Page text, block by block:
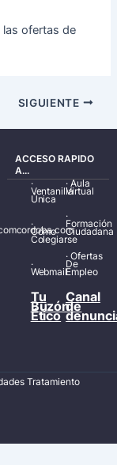
ofertas de
SIGUIENTE
ACCESO RAPIDO
A...
·
Ventanilla
Única
·
Cómo
Colegiarse
·
Webmail
·Aula
Virtual
·
Formación
Ciudadana
·Ofertas
De
Empleo
Tu
Buzón
Ético
Canal
de
Tratamiento